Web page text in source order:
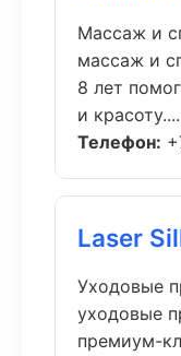
Массаж и
массаж и
8 лет
и красоту....
Телефон:
Laser
Уходовые
уходовые
премиум-